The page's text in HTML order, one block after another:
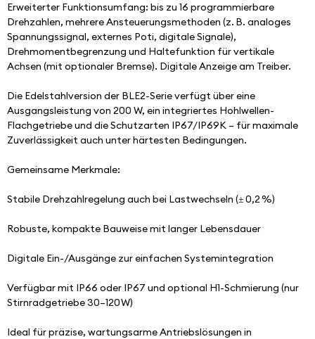
Erweiterter Funktionsumfang: bis zu 16 programmierbare
Drehzahlen, mehrere Ansteuerungsmethoden (z. B. analoges
Spannungssignal, externes Poti, digitale Signale),
Drehmomentbegrenzung und Haltefunktion für vertikale
Achsen (mit optionaler Bremse). Digitale Anzeige am Treiber.
Die Edelstahlversion der BLE2-Serie verfügt über eine
Ausgangsleistung von 200 W, ein integriertes Hohlwellen-
Flachgetriebe und die Schutzarten IP67/IP69K – für maximale
Zuverlässigkeit auch unter härtesten Bedingungen.
Gemeinsame Merkmale:
Stabile Drehzahlregelung auch bei Lastwechseln (± 0,2 %)
Robuste, kompakte Bauweise mit langer Lebensdauer
Digitale Ein-/Ausgänge zur einfachen Systemintegration
Verfügbar mit IP66 oder IP67 und optional H1-Schmierung (nur
Stirnradgetriebe 30–120 W)
Ideal für präzise, wartungsarme Antriebslösungen in